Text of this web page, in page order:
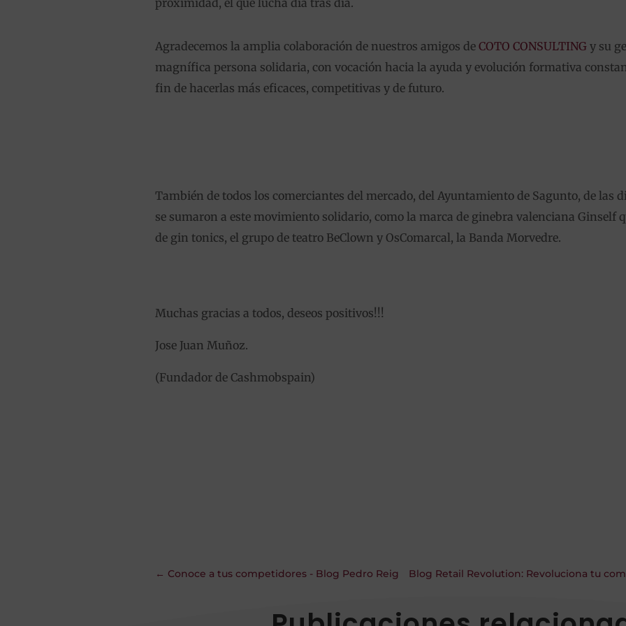
Agradecemos la amplia colaboración de nuestros amigos de COTO CONSULTING y su
magnífica persona solidaria, con vocación hacia la ayuda y evolución formativa
fin de hacerlas más eficaces, competitivas y de futuro.
También de todos los comerciantes del mercado, del Ayuntamiento de Sagunto, de las
se sumaron a este movimiento solidario, como la marca de ginebra valenciana Ginself
de gin tonics, el grupo de teatro BeClown y OsComarcal, la Banda Morvedre.
Muchas gracias a todos, deseos positivos!!!
Jose Juan Muñoz.
(Fundador de Cashmobspain)
← Conoce a tus competidores - Blog Pedro Reig Blog Retail Revolution: Revoluciona tu